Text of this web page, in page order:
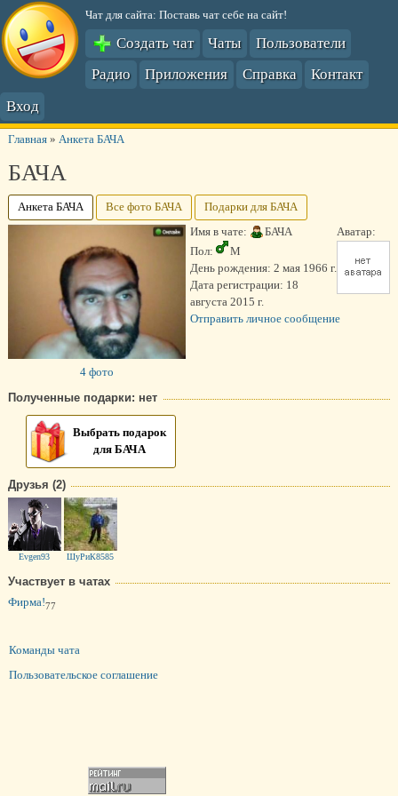
Чат для сайта: Поставь чат себе на сайт!
Создать чат Чаты
Пользователи
Радио
Приложения Справка
Контакт
Вход
Главная» Анкета БАЧА
БАЧА
Анкета БАЧА Все фото БАЧА
Подарки для БАЧА
Аватар:
4 фото
Имя в чате:
БАЧА
Пол:
М
День рождения: 2 мая 1966 г.
Дата регистрации: 18
августа 2015 г.
Отправить личное сообщение
Полученные подарки: нет
Выбрать подарок
для БАЧА
Друзья (2)
Evgen93 ШуРиК8585
Участвует в чатах
Фирма!77
Команды чата
Пользовательское соглашение